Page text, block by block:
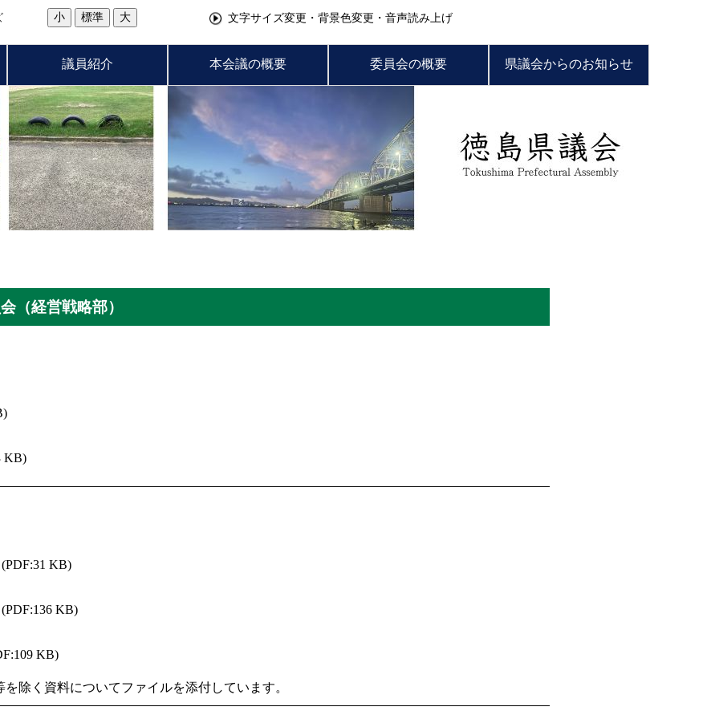
小 標準 大 文字サイズ変更・背景色変更・音声読み上げ
議員紹介 本会議の概要 委員会の概要 県議会からのお知らせ
（経営戦略部）
KB)
(PDF:31 KB)
(PDF:136 KB)
KB)
除く資料についてファイルを添付しています。